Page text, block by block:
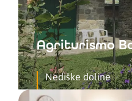
Agriturismo
Nediške doline